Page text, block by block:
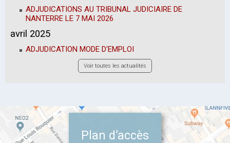
ADJUDICATIONS AU TRIBUNAL JUDICIAIRE DE
NANTERRE LE 7 MAI 2026
avril 2025
ADJUDICATION MODE D'EMPLOI
Voir toutes les actualités
Plan d’accès